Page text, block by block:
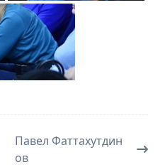
Павел Фаттахутдин
ов